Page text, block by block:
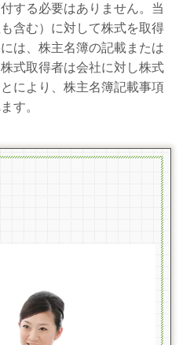
する必要はありません。当
含む）に対して株式を取得
は、株主名簿の記載または
式取得者は会社に対し株式
により、株主名簿記載事項
す。